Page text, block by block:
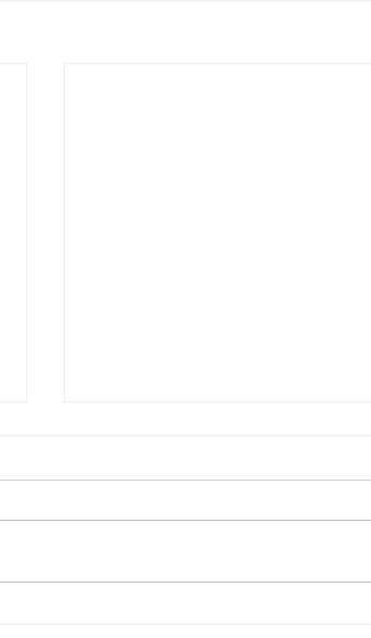
「 人とは何ものなのでしょう。
は。」（詩篇8:4）。 神さまは私